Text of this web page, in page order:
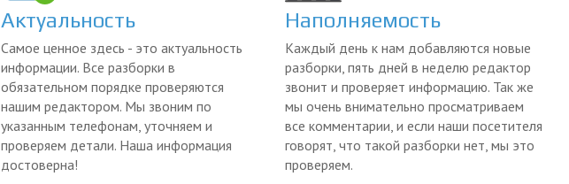
Актуальность
Самое ценное здесь - это актуальность
информации. Все разборки в
обязательном порядке проверяются
нашим редактором. Мы звоним по
указанным телефонам, уточняем и
проверяем детали. Наша информация
достоверна!
Наполняемость
Каждый день к нам добавляются новые
разборки, пять дней в неделю редактор
звонит и проверяет информацию. Так же
мы очень внимательно просматриваем
все комментарии, и если наши посетителя
говорят, что такой разборки нет, мы это
проверяем.